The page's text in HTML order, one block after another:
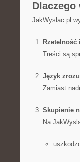
JakWyslac.pl
Rzetelność
Treści są
Język
Zamiast
Skupienie
Na